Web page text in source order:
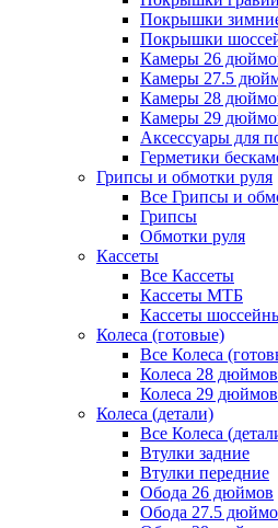
Покрышки
Покрышки
Камеры 26
Камеры 27.5
Камеры 28
Камеры 29
Аксессуары для
Герметики
Грипсы и обмотки руля
Все Грипсы и
Грипсы
Обмотки руля
Кассеты
Все Кассеты
Кассеты МТБ
Кассеты
Колеса (готовые)
Все Колеса
Колеса 28 дюймов
Колеса 29 дюймов
Колеса (детали)
Все Колеса
Втулки задние
Втулки передние
Обода 26 дюймов
Обода 27.5